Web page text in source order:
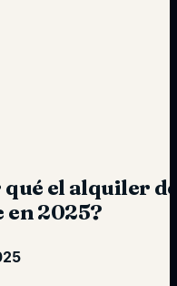
el alquiler
2025?